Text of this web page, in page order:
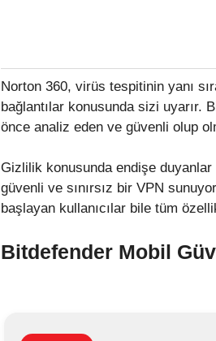
Norton 360, virüs tespitinin yanı
bağlantılar konusunda sizi uyarır.
önce analiz eden ve güvenli olup
Gizlilik konusunda endişe
güvenli ve sınırsız bir VPN
başlayan kullanıcılar bile tüm
Bitdefender Mobil